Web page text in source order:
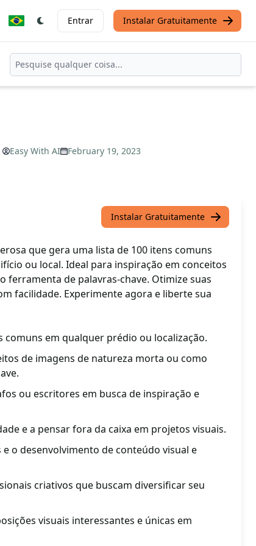
Entrar Instalar Gratuitamente
Easy With AI
February 19, 2023
Instalar Gratuitamente
que gera uma lista de 100 itens comuns
ou local. Ideal para inspiração em conceitos
ferramenta de palavras-chave. Otimize suas
facilidade. Experimente agora e liberte sua
comuns em qualquer prédio ou localização.
de imagens de natureza morta ou como
ou escritores em busca de inspiração e
e a pensar fora da caixa em projetos visuais.
e o desenvolvimento de conteúdo visual e
criativos que buscam diversificar seu
visuais interessantes e únicas em